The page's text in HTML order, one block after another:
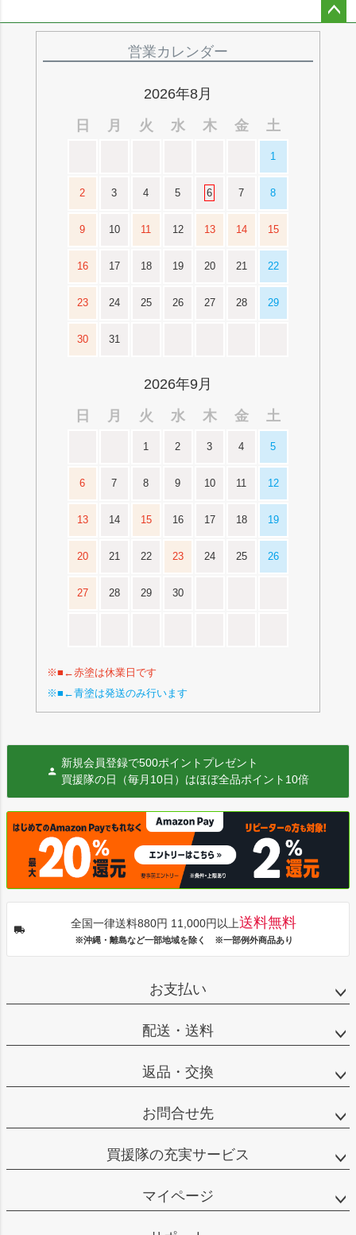
営業カレンダー
2026年8月
日
月 火 水 木 金 土
1
2 3 4 5 6 7 8
9 10 11 12 13 14 15
16 17 18 19 20 21 22
23 24 25 26 27 28 29
30 31
2026年9月
日
月 火 水 木 金 土
1 2 3 4 5
6 7 8 9 10 11 12
13 14 15 16 17 18 19
20 21 22 23 24 25 26
27 28 29 30
※■←赤塗は休業日です
※■←青塗は発送のみ行います
新規会員登録で500ポイントプレゼント
買援隊の日（毎月10日）はほぼ全品ポイント10倍
全国一律送料880円 11,000円以上送料無料
※沖縄・離島など一部地域を除く ※一部例外商品あり
お支払い
配送・送料
返品・交換
お問合せ先
買援隊の充実サービス
マイページ